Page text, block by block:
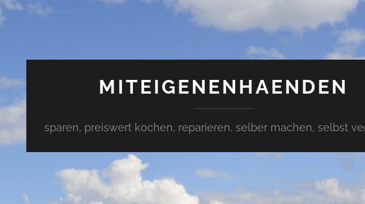
MITEIGENENHAENDEN
sparen, preiswert kochen, reparieren, selber machen, selbst